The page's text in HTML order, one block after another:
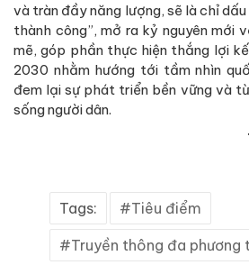
và tràn đầy năng lượng, sẽ là chỉ
thành công”, mở ra kỷ nguyên mới
mẽ, góp phần thực hiện thắng lợi
2030 nhằm hướng tới tầm nhìn
đem lại sự phát triển bền vững và
sống người dân.
Tags: Tiêu điểm
Truyền thông đa phương